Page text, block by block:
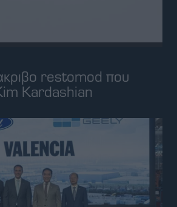
Ford και Geely μαζί